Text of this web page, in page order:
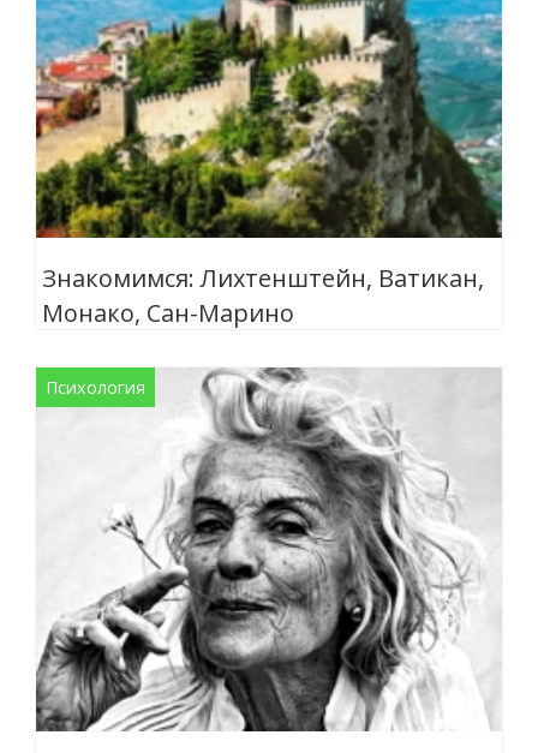
Знакомимся: Лихтенштейн, Ватикан,
Монако, Сан-Марино
Психология